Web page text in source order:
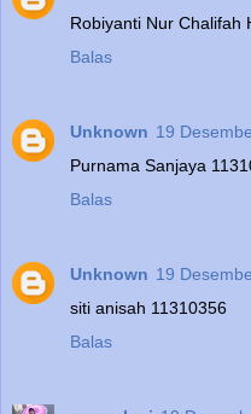
Robiyanti Nur Chalifah
Balas
Unknown 19
Purnama Sanjaya
Balas
Unknown 19
siti anisah 11310356
Balas